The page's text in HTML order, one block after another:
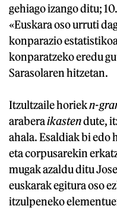
gehiago izango ditu;
«Euskara oso urruti
konparazio
konparatzeko eredu
Sarasolaren hitzetan.
Itzultzaile horiekn-
araberaikastendute,
ahala. Esaldiak bi edo
eta corpusarekin
mugak azaldu ditu
euskarak egitura oso
itzulpeneko